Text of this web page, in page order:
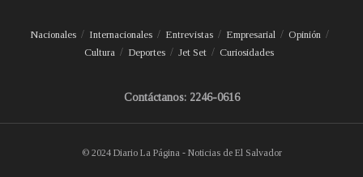
Nacionales Internacionales Entrevistas Empresarial
Opinión
Cultura
Deportes Jet Set Curiosidades
Contáctanos: 2246-0616
© 2024 Diario La Página - Noticias de El Salvador